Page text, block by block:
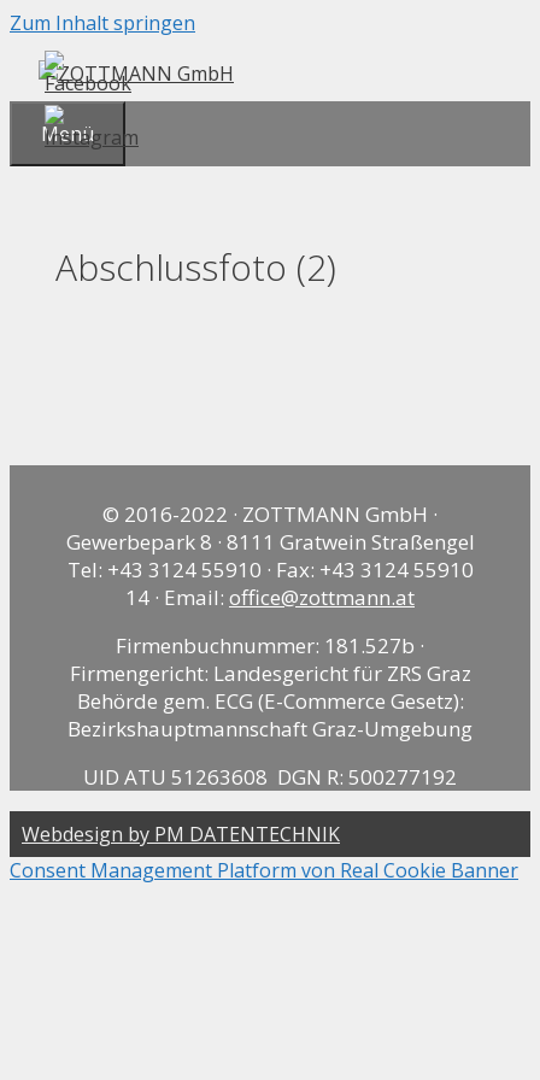
Zum Inhalt springen
Menü
Abschlussfoto (2)
© 2016-2022 · ZOTTMANN GmbH ·
Gewerbepark 8 · 8111 Gratwein Straßengel
Tel: +43 3124 55910 · Fax: +43 3124 55910
14 · Email: office@zottmann.at
Firmenbuchnummer: 181.527b ·
Firmengericht: Landesgericht für ZRS Graz
Behörde gem. ECG (E-Commerce Gesetz):
Bezirkshauptmannschaft Graz-Umgebung
UID ATU 51263608 DGN R: 500277192
Webdesign by PM DATENTECHNIK
Consent Management Platform von Real Cookie Banner